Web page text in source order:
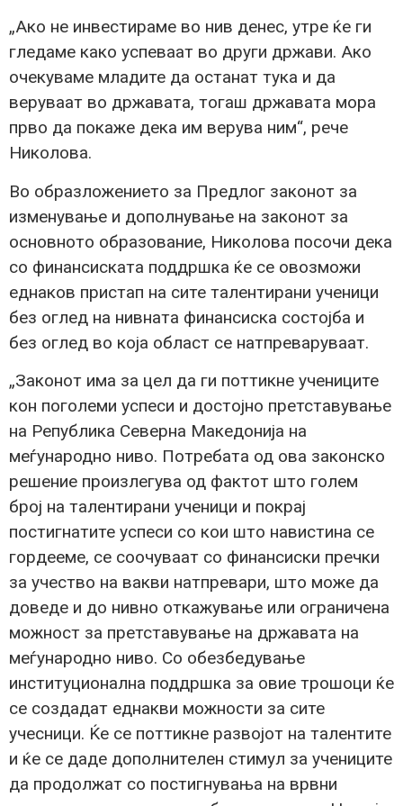
„Ако не инвестираме во нив денес, утре ќе ги
гледаме како успеваат во други држави. Ако
очекуваме младите да останат тука и да
веруваат во државата, тогаш државата мора
прво да покаже дека им верува ним“, рече
Николова.
Во образложението за Предлог законот за
изменување и дополнување на законот за
основното образование, Николова посочи дека
со финансиската поддршка ќе се овозможи
еднаков пристап на сите талентирани ученици
без оглед на нивната финансиска состојба и
без оглед во која област се натпреваруваат.
„Законот има за цел да ги поттикне учениците
кон поголеми успеси и достојно претставување
на Република Северна Македонија на
меѓународно ниво. Потребата од ова законско
решение произлегува од фактот што голем
број на талентирани ученици и покрај
постигнатите успеси со кои што навистина се
гордееме, се соочуваат со финансиски пречки
за учество на вакви натпревари, што може да
доведе и до нивно откажување или ограничена
можност за претставување на државата на
меѓународно ниво. Со обезбедување
институционална поддршка за овие трошоци ќе
се создадат еднакви можности за сите
учесници. Ќе се поттикне развојот на талентите
и ќе се даде дополнителен стимул за учениците
да продолжат со постигнувања на врвни